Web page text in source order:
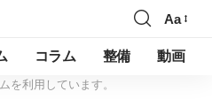
Aa
コラム 整備 動画
を利用しています。